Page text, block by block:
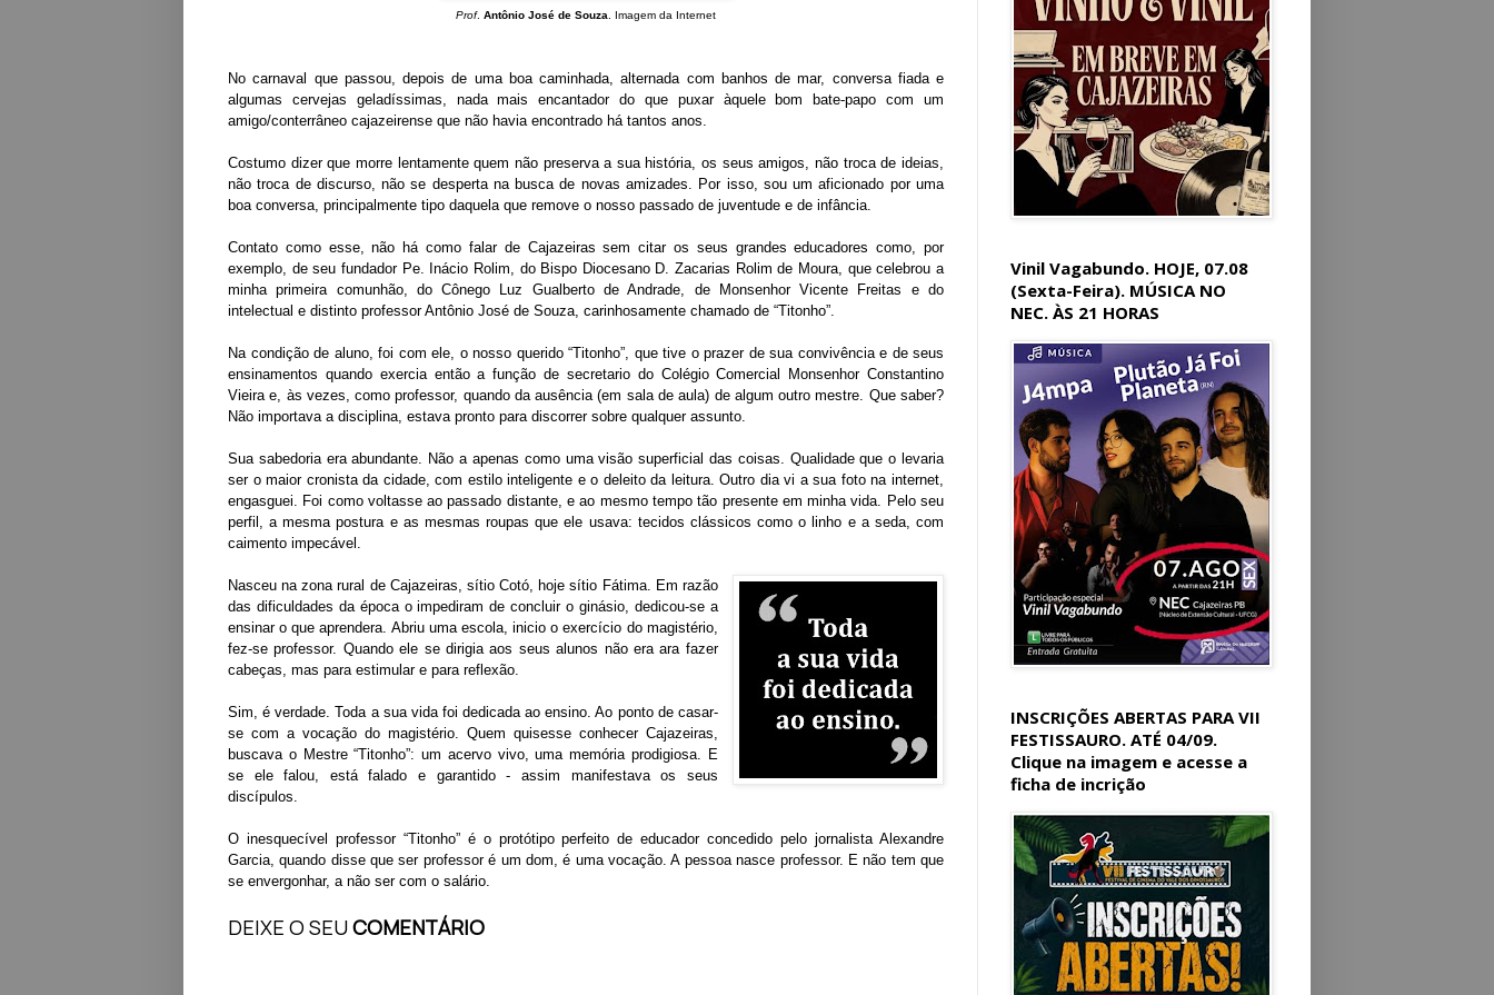
Prof. Antônio José de Souza . Imagem da Internet
No carnaval que passou, depois de uma boa caminhada, alternada com banhos de mar, conversa fiada e
algumas cervejas geladíssimas, nada mais encantador do que puxar àquele bom bate-papo com um
amigo/conterrâneo cajazeirense que não havia encontrado há tantos anos.
Costumo dizer que morre lentamente quem não preserva a sua história, os seus amigos, não troca de ideias,
não troca de discurso, não se desperta na busca de novas amizades. Por isso, sou um aficionado por uma
boa conversa, principalmente tipo daquela que remove o nosso passado de juventude e de infância.
Contato como esse, não há como falar de Cajazeiras sem citar os seus grandes educadores como, por
exemplo, de seu fundador Pe. Inácio Rolim, do Bispo Diocesano D. Zacarias Rolim de Moura, que celebrou a
minha primeira comunhão, do Cônego Luz Gualberto de Andrade, de Monsenhor Vicente Freitas e do
intelectual e distinto professor Antônio José de Souza, carinhosamente chamado de “Titonho”.
Na condição de aluno, foi com ele, o nosso querido “Titonho”, que tive o prazer de sua convivência e de seus
ensinamentos quando exercia então a função de secretario do Colégio Comercial Monsenhor Constantino
Vieira e, às vezes, como professor, quando da ausência (em sala de aula) de algum outro mestre. Que saber?
Não importava a disciplina, estava pronto para discorrer sobre qualquer assunto.
Sua sabedoria era abundante. Não a apenas como uma visão superficial das coisas. Qualidade que o levaria
ser o maior cronista da cidade, com estilo inteligente e o deleito da leitura. Outro dia vi a sua foto na internet,
engasguei. Foi como voltasse ao passado distante, e ao mesmo tempo tão presente em minha vida. Pelo seu
perfil, a mesma postura e as mesmas roupas que ele usava: tecidos clássicos como o linho e a seda, com
caimento impecável.
Nasceu na zona rural de Cajazeiras, sítio Cotó, hoje sítio Fátima. Em razão
das dificuldades da época o impediram de concluir o ginásio, dedicou-se a
ensinar o que aprendera. Abriu uma escola, inicio o exercício do magistério,
fez-se professor. Quando ele se dirigia aos seus alunos não era ara fazer
cabeças, mas para estimular e para reflexão.
Sim, é verdade. Toda a sua vida foi dedicada ao ensino. Ao ponto de casar-
se com a vocação do magistério. Quem quisesse conhecer Cajazeiras,
buscava o Mestre “Titonho”: um acervo vivo, uma memória prodigiosa. E
se ele falou, está falado e garantido - assim manifestava os seus
discípulos.
O inesquecível professor “Titonho” é o protótipo perfeito de educador concedido pelo jornalista Alexandre
Garcia, quando disse que ser professor é um dom, é uma vocação. A pessoa nasce professor. E não tem que
se envergonhar, a não ser com o salário.
DEIXE O SEUCOMENTÁRIO
Vinil Vagabundo. HOJE, 07.08
(Sexta-Feira). MÚSICA NO
NEC. ÀS 21 HORAS
INSCRIÇÕES ABERTAS PARA VII
FESTISSAURO. ATÉ 04/09.
Clique na imagem e acesse a
ficha de incrição